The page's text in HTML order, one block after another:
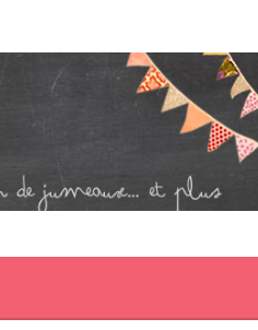
DE TRACAS, MAIS AUSSI